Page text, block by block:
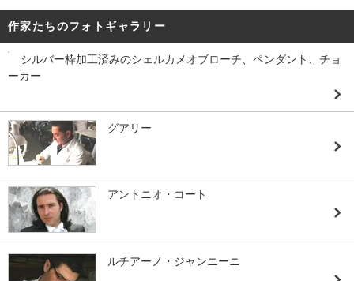
作家たちのフォトギャラリー
シルバー枠加工済みのシェルカメオブローチ、ペンダント、チョ
ーカー
グアリー
アントニオ・コート
ルチアーノ・ジャンニーニ